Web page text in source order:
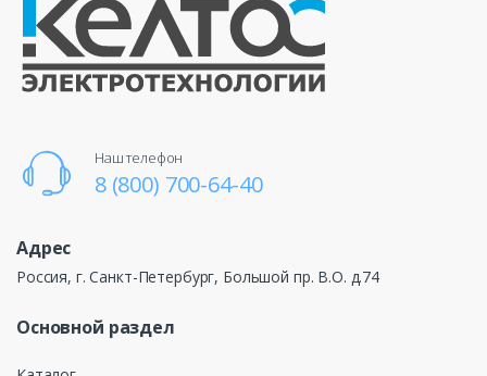
Наш телефон
8 (800) 700-64-40
Адрес
Россия, г. Санкт-Петербург, Большой пр. В.О. д.74
Основной раздел